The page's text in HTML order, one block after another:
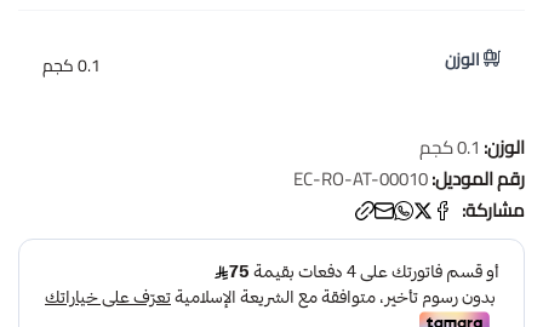
الوزن 0.1 كجم
الوزن: 0.1 كجم
رقم الموديل:EC-RO-AT-00010
مشاركة: